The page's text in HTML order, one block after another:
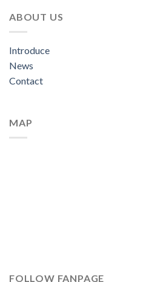
ABOUT US
Introduce
News
Contact
MAP
FOLLOW FANPAGE